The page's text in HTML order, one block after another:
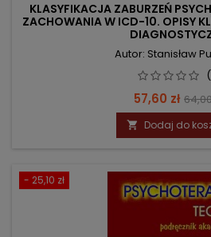
KLASYFIKACJA ZABURZEŃ
ZACHOWANIA W ICD-10. OPISY
Autor: Stanisław
Cena
57,60 zł
 Dodaj do
- 25,10 zł